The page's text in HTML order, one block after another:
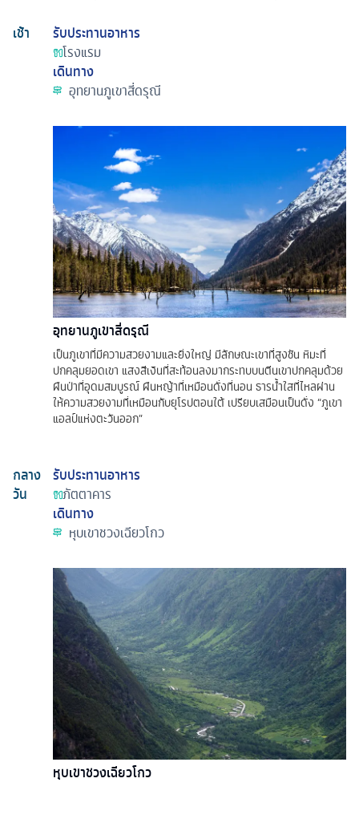
เช้า
รับประทานอาหาร
โรงแรม
เดินทาง
อุทยานภูเขาสี่ดรุณี
อุทยานภูเขาสี่ดรุณี
เป็นภูเขาที่มีความสวยงามและยิ่งใหญ่ มีลักษณะเขาที่สูงชัน หิมะที่
ปกคลุมยอดเขา แสงสีเงินที่สะท้อนลงมากระทบบนตีนเขาปกคลุมด้วย
ผืนป่าที่อุดมสมบูรณ์ ผืนหญ้าที่เหมือนดั่งที่นอน ธารน้ำใสที่ไหลผ่าน
ให้ความสวยงามที่เหมือนกับยุโรปตอนใต้ เปรียบเสมือนเป็นดั่ง “ภูเขา
แอลป์แห่งตะวันออก”
กลาง
วัน
รับประทานอาหาร
ภัตตาคาร
เดินทาง
หุบเขาชวงเฉียวโกว
หุบเขาชวงเฉียวโกว